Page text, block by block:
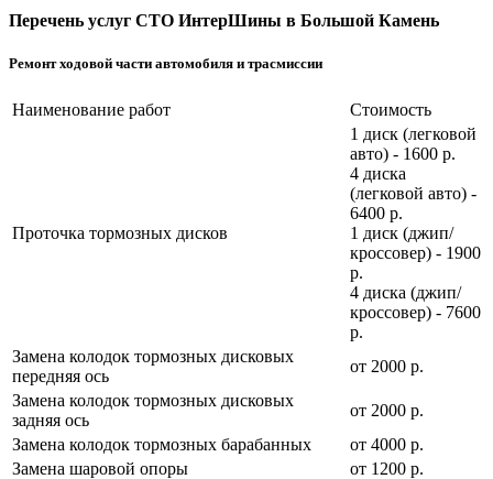
Перечень услуг СТО ИнтерШины в Большой Камень
Ремонт ходовой части автомобиля и трасмиссии
Наименование работ Стоимость
Проточка тормозных дисков
1 диск (легковой
авто) - 1600 р.
4 диска
(легковой авто) -
6400 р.
1 диск (джип/
кроссовер) - 1900
р.
4 диска (джип/
кроссовер) - 7600
р.
Замена колодок тормозных дисковых
передняя ось
от 2000 р.
Замена колодок тормозных дисковых
задняя ось
от 2000 р.
Замена колодок тормозных барабанных
от 4000 р.
Замена шаровой опоры
от 1200 р.